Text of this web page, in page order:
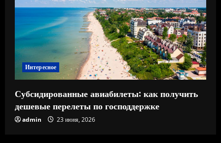
Интересное
Субсидированные авиабилеты: как получить
дешевые перелеты по господдержке
admin 23 июня, 2026